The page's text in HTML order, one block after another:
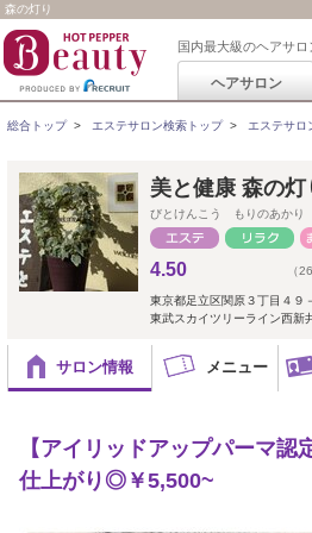
森の灯り
国内最大級のヘアサ
ヘアサロン
総合トップ> エステサロン検索トップ> エステサロ
美と健康 森の灯
びとけんこう もりのあかり
4.50 （
東京都足立区関原３丁目４９
東武スカイツリーライン西
サロン情報 メニュー
【アイリッドアップパーマ
仕上がり◎￥5,500~